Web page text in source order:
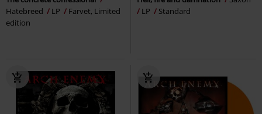
Hatebreed
LP
Farvet, Limited
edition
LP
Standard